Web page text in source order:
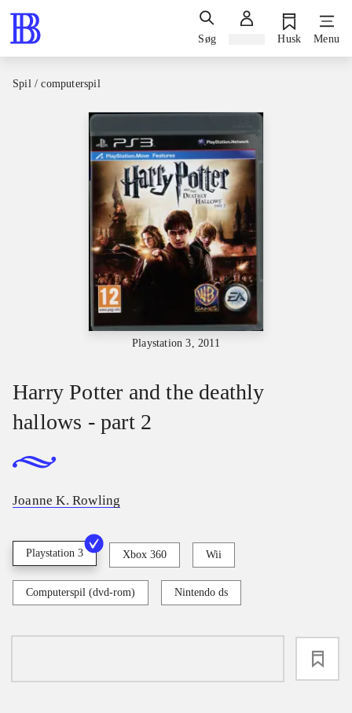
Søg Husk Menu
Spil / computerspil
Playstation 3, 2011
Harry Potter and the deathly
hallows - part 2
Joanne K. Rowling
Playstation 3 Xbox 360 Wii
Computerspil (dvd-rom) Nintendo ds